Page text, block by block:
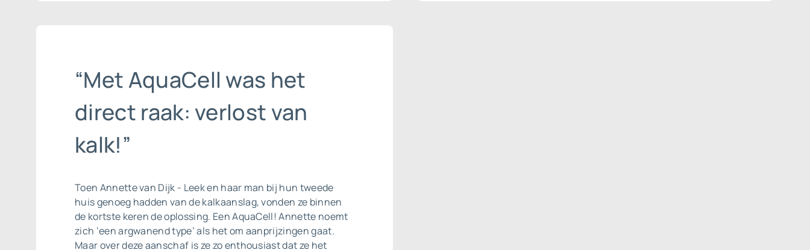
“Met AquaCell was het
direct raak: verlost van
kalk!”
Toen Annette van Dijk - Leek en haar man bij hun tweede
huis genoeg hadden van de kalkaanslag, vonden ze binnen
de kortste keren de oplossing. Een AquaCell! Annette noemt
zich ‘een argwanend type’ als het om aanprijzingen gaat.
Maar over deze aanschaf is ze zo enthousiast dat ze het